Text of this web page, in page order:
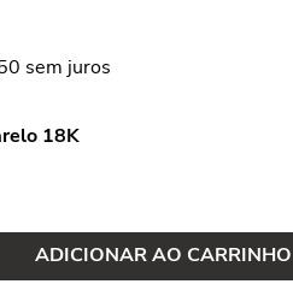
sem juros
18K
ADICIONAR AO CARRINHO